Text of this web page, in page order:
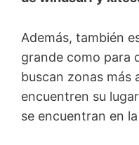
Además, también
grande como para
buscan zonas más
encuentren su
se encuentran en la